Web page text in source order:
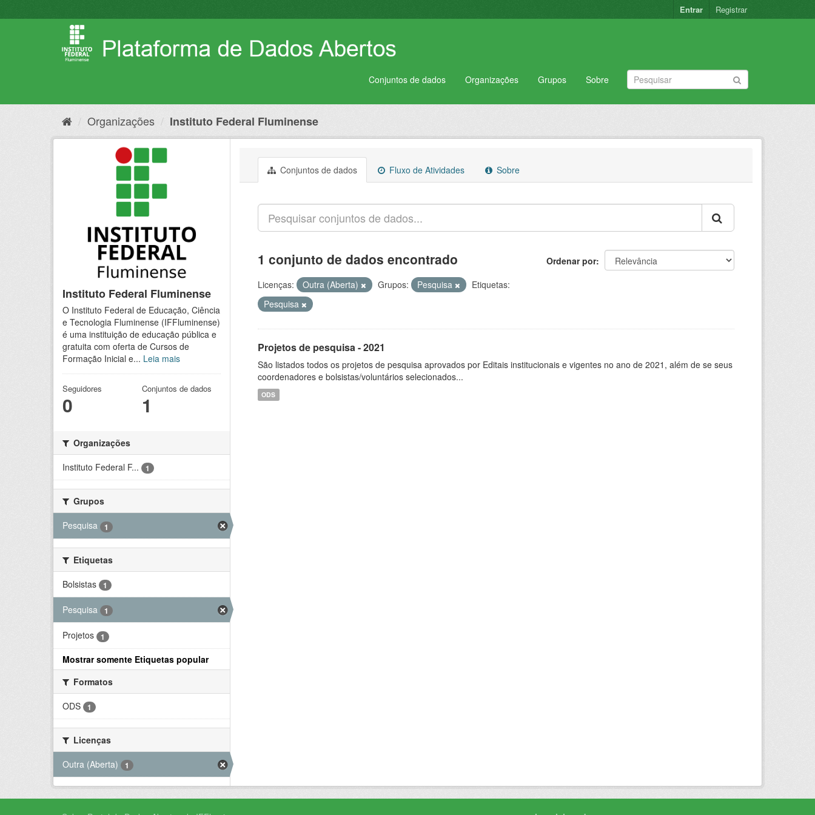
para
Entrar Registrar
Conjuntos de dados Organizações Grupos Sobre
Organizações Instituto Federal Fluminense
Instituto Federal Fluminense
O Instituto Federal de Educação, Ciência
e Tecnologia Fluminense (IFFluminense)
é uma instituição de educação pública e
gratuita com oferta de Cursos de
Formação Inicial e... Leia mais
Seguidores
0
Conjuntos de dados
1
Organizações
Instituto Federal F...
1
Grupos
Pesquisa
1
Etiquetas
Bolsistas
1
Pesquisa 1
Projetos 1
Mostrar somente Etiquetas popular
Formatos
ODS
1
Licenças
Outra (Aberta)
1
Conjuntos de dados Fluxo de Atividades Sobre
Ordenar por
1 conjunto de dados encontrado
Licenças: Outra (Aberta) Grupos: Pesquisa
Etiquetas:
Pesquisa
Projetos de pesquisa - 2021
São listados todos os projetos de pesquisa aprovados por Editais institucionais e vigentes no ano de 2021, além de se seus
coordenadores e bolsistas/voluntários selecionados...
ODS